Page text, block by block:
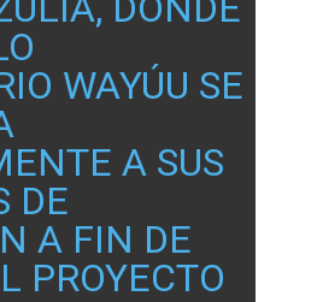
WAYÚU SE
A SUS
DE
A FIN DE
PROYECTO